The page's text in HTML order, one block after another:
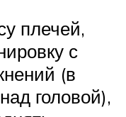
плечей,
с
(в
головой),